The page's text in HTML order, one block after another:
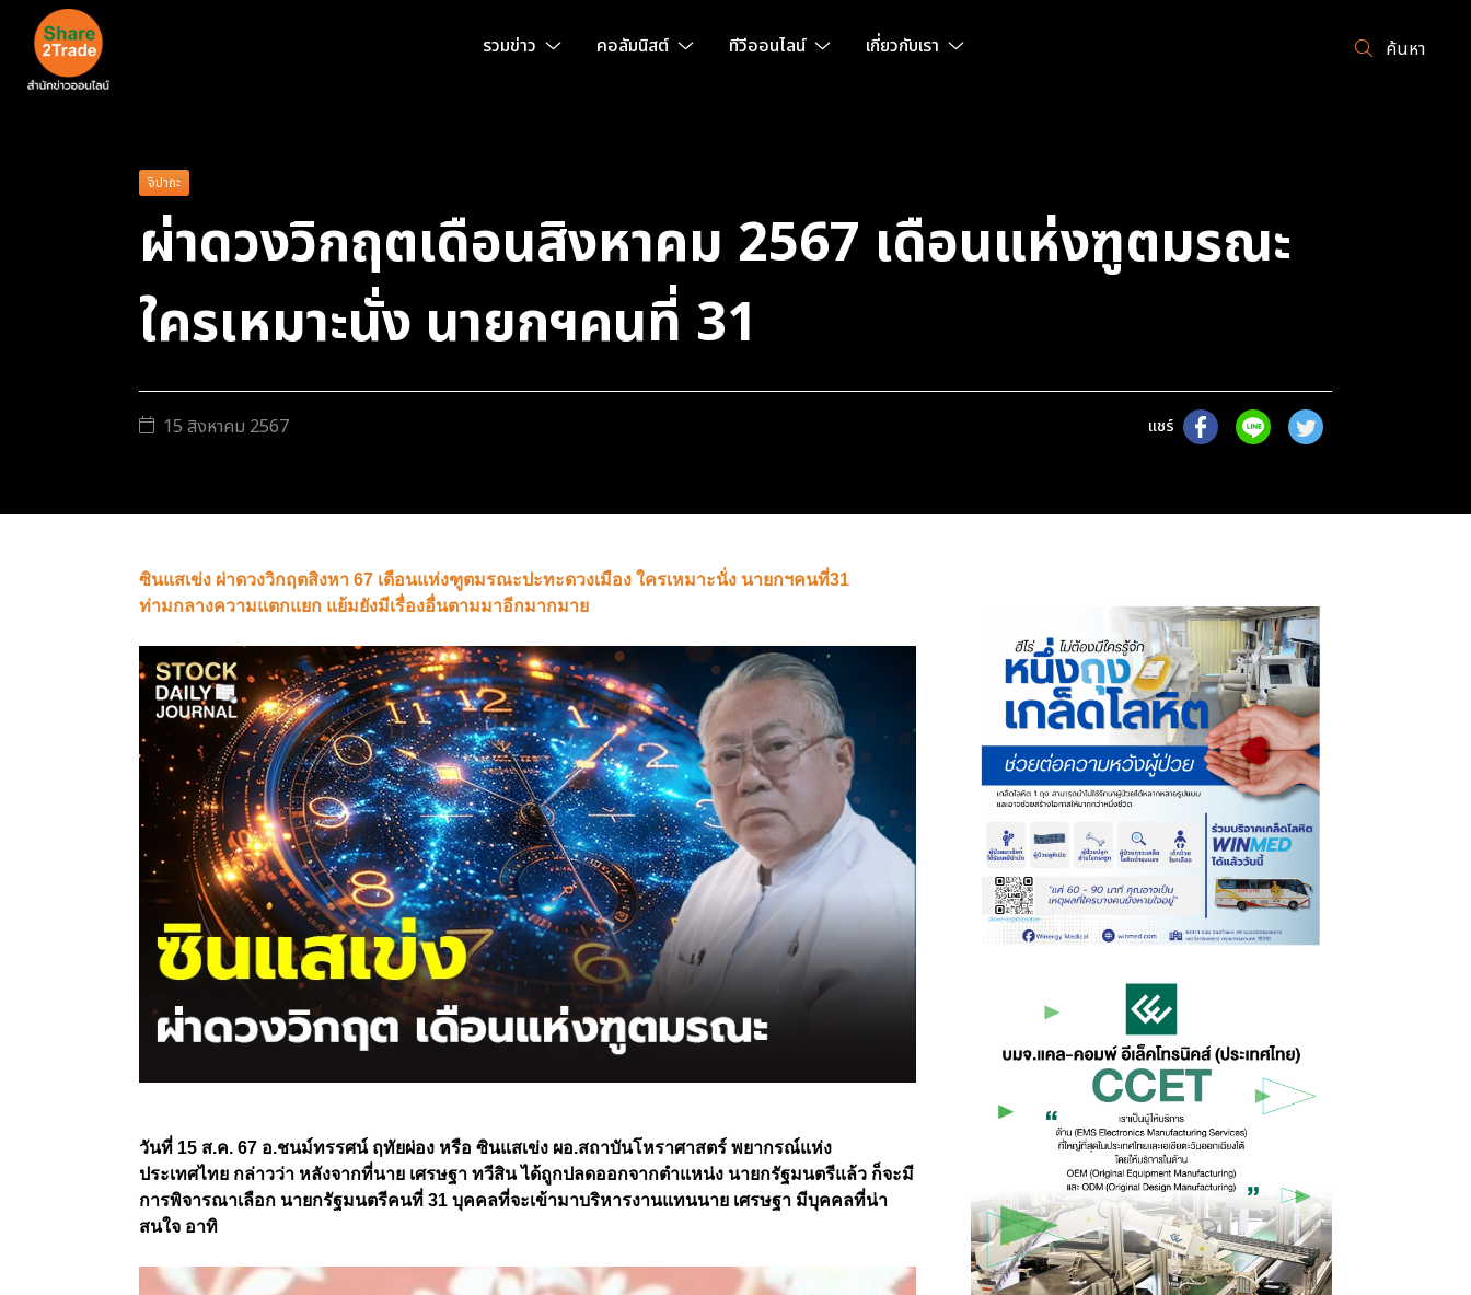
รวมข่าว คอลัมนิสต์ ทีวีออนไลน์ เกี่ยวกับเรา ค้นหา
จิปาถะ
ผ่าดวงวิกฤตเดือนสิงหาคม 2567 เดือนแห่งฑูตมรณะ
ใครเหมาะนั่ง นายกฯคนที่ 31
15 สิงหาคม 2567 แชร์
ซินแสเข่ง ผ่าดวงวิกฤตสิงหา 67 เดือนแห่งฑูตมรณะปะทะดวงเมือง ใครเหมาะนั่ง นายกฯคนที่31
ท่ามกลางความแตกแยก แย้มยังมีเรื่องอื่นตามมาอีกมากมาย
วันที่ 15 ส.ค. 67 อ.ชนม์ทรรศน์ ฤทัยผ่อง หรือ ซินแสเข่ง ผอ.สถาบันโหราศาสตร์ พยากรณ์แห่ง
ประเทศไทย กล่าวว่า หลังจากที่นาย เศรษฐา ทวีสิน ได้ถูกปลดออกจากตำแหน่ง นายกรัฐมนตรีแล้ว ก็จะมี
การพิจารณาเลือก นายกรัฐมนตรีคนที่ 31 บุคคลที่จะเข้ามาบริหารงานแทนนาย เศรษฐา มีบุคคลที่น่า
สนใจ อาทิ